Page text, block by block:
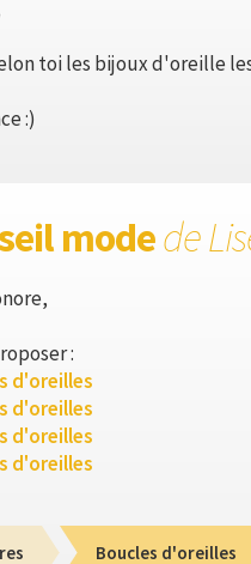
toi les bijoux d'oreille
:)
modede
:
d'oreilles
d'oreilles
d'oreilles
d'oreilles
Boucles d'oreilles